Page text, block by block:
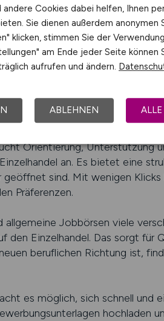
wissen die Vorteile von
Branchen und neue
Der Einzelhandel ist
willkommen heißt, die etwas
beim
Orientierung, Unterstützung
an. Es bietet eine
sind. Mit wenigen
Präferenzen.
Jobbörsen viele
den Einzelhandel. Das sorgt für
beruflichen Richtung ist,
es möglich, sich schnell und
hochladen
Cookies dabei helfen, Ihnen
Sie dienen außerdem anonymen
klicken, stimmen Sie der
am Ende jeder Seite können
aufrufen und ändern.
ABLEHNEN